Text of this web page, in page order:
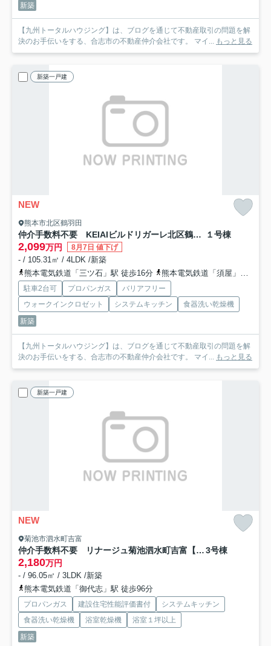
新築
【九州トータルハウジング】は、ブログを通じて不動産取引の問題を解
決のお手伝いをする、合志市の不動産仲介会社です。 マイ...
もっと見る
新築一戸建
NEW
熊本市北区鶴羽田
仲介手数料不要 KEIAIビルドリガーレ北区鶴羽田１期【北部東小・北部中】 １号棟
2,099万円 8月7日 値下げ
- / 105.31㎡ / 4LDK /新築
熊本電気鉄道「三ツ石」駅 徒歩16分
熊本電気鉄道「須屋」駅 徒歩17分
駐車2台可 プロパンガス
バリアフリー
ウォークインクロゼット
システムキッチン
食器洗い乾燥機
新築
【九州トータルハウジング】は、ブログを通じて不動産取引の問題を解
決のお手伝いをする、合志市の不動産仲介会社です。 マイ...
もっと見る
新築一戸建
NEW
菊池市泗水町吉富
仲介手数料不要 リナージュ菊池泗水町吉富【泗水小・泗水中】 3号棟
2,180万円
- / 96.05㎡ / 3LDK /新築
熊本電気鉄道「御代志」駅 徒歩96分
プロパンガス 建設住宅性能評価書付
システムキッチン
食器洗い乾燥機
浴室乾燥機
浴室１坪以上
新築